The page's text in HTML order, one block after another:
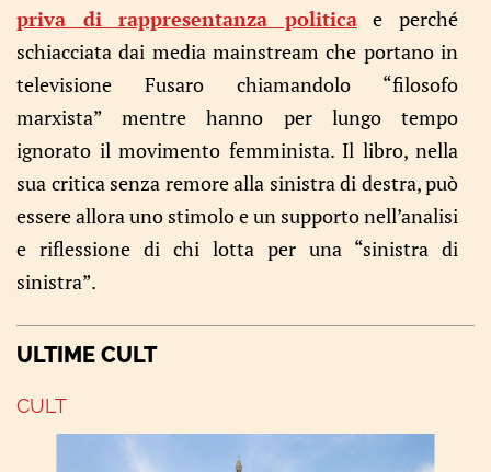
priva di rappresentanza politica
e perché
schiacciata dai media mainstream che portano in
televisione Fusaro chiamandolo “filosofo
marxista” mentre hanno per lungo tempo
ignorato il movimento femminista. Il libro, nella
sua critica senza remore alla sinistra di destra, può
essere allora uno stimolo e un supporto nell’analisi
e riflessione di chi lotta per una “sinistra di
sinistra”.
ULTIME CULT
CULT